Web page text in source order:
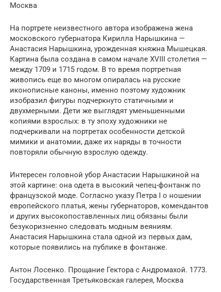
Москва
На портрете неизвестного автора изображена жена
московского губернатора Кирилла Нарышкина —
Анастасия Нарышкина, урожденная княжна Мышецкая.
Картина была создана в самом начале XVIII столетия —
между 1709 и 1715 годом. В то время портретная
живопись еще во многом опиралась на русские
иконописные каноны, именно поэтому художник
изобразил фигуры подчеркнуто статичными и
двухмерными. Дети же выглядят уменьшенными
копиями взрослых: в ту эпоху художники не
подчеркивали на портретах особенности детской
мимики и анатомии, даже их наряды в точности
повторяли обычную взрослую одежду.
Интересен головной убор Анастасии Нарышкиной на
этой картине: она одета в высокий чепец-фонтанж по
французской моде. Согласно указу Петра I о ношении
европейского платья, жены губернаторов, комендантов
и других высокопоставленных лиц обязаны были
безукоризненно следовать модным веяниям.
Анастасия Нарышкина стала одной из первых дам,
которые появились на публике в фонтанже.
Антон Лосенко. Прощание Гектора с Андромахой. 1773.
Государственная Третьяковская галерея, Москва